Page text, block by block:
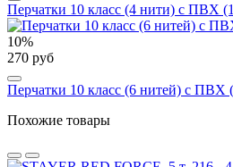
Перчатки 10 класс (4 нити) с ПВХ
10%
270 руб
Перчатки 10 класс (6 нитей) с ПВХ
Похожие товары